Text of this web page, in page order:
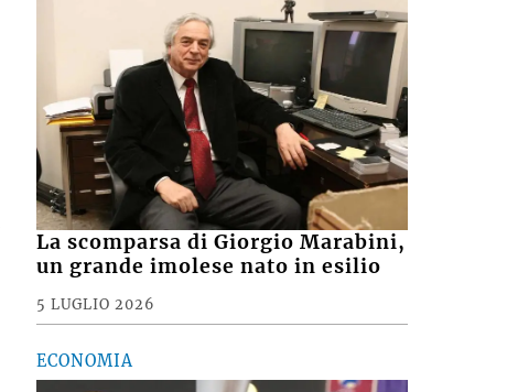
La scomparsa di Giorgio Marabini,
un grande imolese nato in esilio
5 LUGLIO 2026
ECONOMIA